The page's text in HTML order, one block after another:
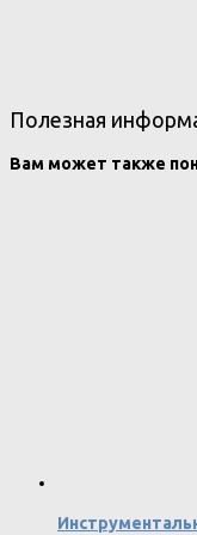
Полезная
Вам может также